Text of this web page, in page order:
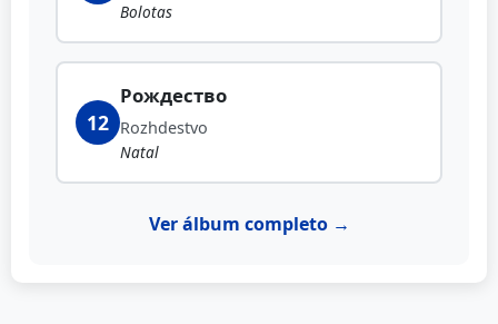
Bolotas
12
Рождество
Rozhdestvo
Natal
Ver álbum completo →